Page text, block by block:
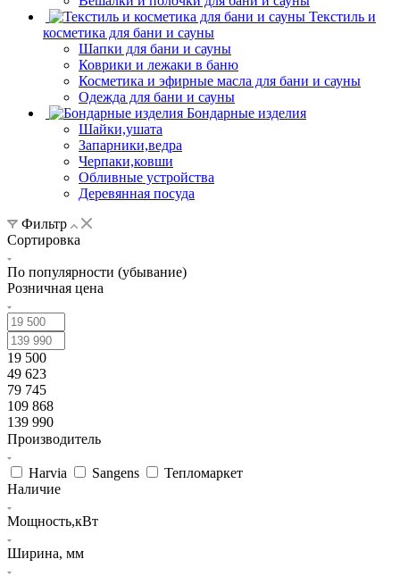
Текстиль и
косметика для бани и сауны
Шапки для бани и сауны
Коврики и лежаки в баню
Косметика и эфирные масла для бани и сауны
Одежда для бани и сауны
Бондарные изделия
Шайки,ушата
Запарники,ведра
Черпаки,ковши
Обливные устройства
Деревянная посуда
Фильтр
Сортировка
По популярности (убывание)
Розничная цена
19 500
49 623
79 745
109 868
139 990
Производитель
Harvia Sangens
Тепломаркет
Наличие
Мощность,кВт
Ширина, мм